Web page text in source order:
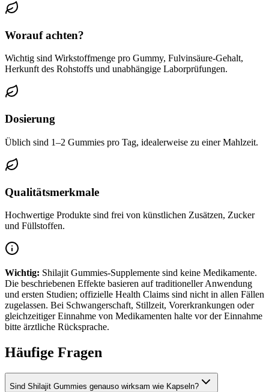
Worauf achten?
Wichtig sind Wirkstoffmenge pro Gummy, Fulvinsäure-Gehalt,
Herkunft des Rohstoffs und unabhängige Laborprüfungen.
Dosierung
Üblich sind 1–2 Gummies pro Tag, idealerweise zu einer Mahlzeit.
Qualitätsmerkmale
Hochwertige Produkte sind frei von künstlichen Zusätzen, Zucker
und Füllstoffen.
Wichtig: Shilajit Gummies-Supplemente sind keine Medikamente.
Die beschriebenen Effekte basieren auf traditioneller Anwendung
und ersten Studien; offizielle Health Claims sind nicht in allen Fällen
zugelassen. Bei Schwangerschaft, Stillzeit, Vorerkrankungen oder
gleichzeitiger Einnahme von Medikamenten halte vor der Einnahme
bitte ärztliche Rücksprache.
Häufige Fragen
Sind Shilajit Gummies genauso wirksam wie Kapseln?